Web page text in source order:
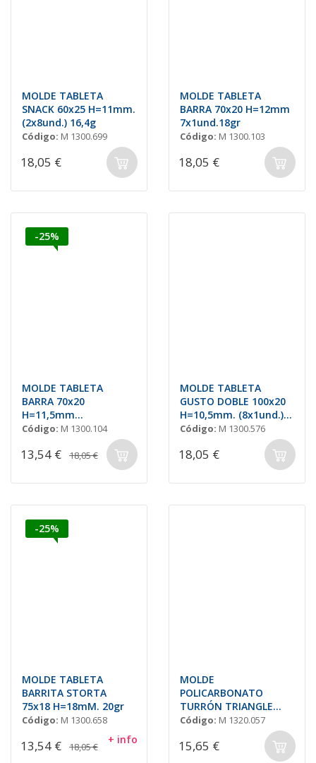
MOLDE TABLETA
SNACK 60x25 H=11mm.
(2x8und.) 16,4g
Código: M 1300.699
18,05 €
MOLDE TABLETA
BARRA 70x20 H=12mm
7x1und.18gr
Código: M 1300.103
18,05 €
-25%
MOLDE TABLETA
BARRA 70x20
H=11,5mm
7x1und.18gr
Código: M 1300.104
13,54 € 18,05 €
MOLDE TABLETA
GUSTO DOBLE 100x20
H=10,5mm. (8x1und.)
20gr
Código: M 1300.576
18,05 €
-25%
MOLDE TABLETA
BARRITA STORTA
75x18 H=18mM. 20gr
Código: M 1300.658
13,54 € 18,05 €
+ info
MOLDE
POLICARBONATO
TURRÓN TRIANGLE
96x22 H=17mm
Código: M 1320.057
15,65 €